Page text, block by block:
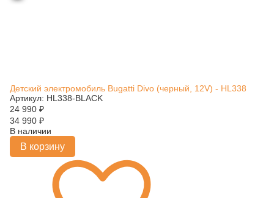
Детский электромобиль Bugatti Divo (черный, 12V) - HL338
Артикул: HL338-BLACK
24 990 ₽
34 990 ₽
В наличии
В корзину